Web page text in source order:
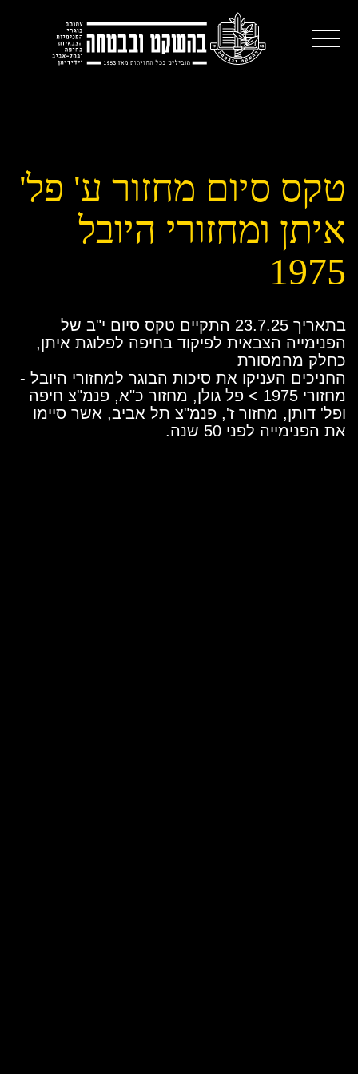
טקס סיום מחזור ע' פל'
איתן ומחזורי היובל
1975
בתאריך 23.7.25 התקיים טקס סיום י"ב של
הפנימייה הצבאית לפיקוד בחיפה לפלוגת איתן,
כחלק מהמסורת
החניכים העניקו את סיכות הבוגר למחזורי היובל -
מחזורי 1975 > פל גולן, מחזור כ"א, פנמ"צ חיפה
ופל' דותן, מחזור ז', פנמ"צ תל אביב, אשר סיימו
את הפנימייה לפני 50 שנה.